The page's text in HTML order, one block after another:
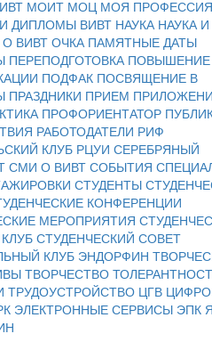
МОИТ МОЦ МОЯ ПРОФЕССИЯ
ДИПЛОМЫ ВИВТ НАУКА НАУКА И
О ВИВТ ОЧКА ПАМЯТНЫЕ ДАТЫ
ПЕРЕПОДГОТОВКА ПОВЫШЕНИЕ
ПОДФАК ПОСВЯЩЕНИЕ В
ПРАЗДНИКИ ПРИЕМ
ПРОФОРИЕНТАТОР
РАБОТОДАТЕЛИ РИФ
КЛУБ РЦУИ СЕРЕБРЯНЫЙ
СМИ О ВИВТ СОБЫТИЯ
СТУДЕНТЫ
КОНФЕРЕНЦИИ
МЕРОПРИЯТИЯ
СТУДЕНЧЕСКИЙ СОВЕТ
КЛУБ ЭНДОРФИН
ТВОРЧЕСТВО
ТРУДОУСТРОЙСТВО ЦГВ
ЭЛЕКТРОННЫЕ СЕРВИСЫ ЭПК Я